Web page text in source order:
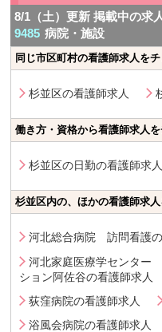
8/1（土）更新 掲載中の求
9485 病院・施設
同じ市区町村の看護師求人を
杉並区の看護師求人
働き方・資格から看護師求人
杉並区の日勤の看護師求人
杉並区内の、ほかの看護師求
河北総合病院 訪問看護
河北家庭医療学センター
ション阿佐谷の看護師求人
荻窪病院の看護師求人
浴風会病院の看護師求人